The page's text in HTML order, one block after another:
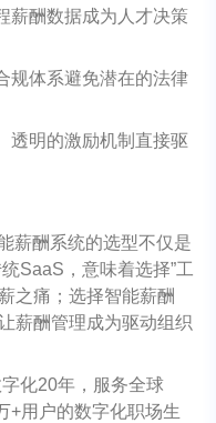
薪酬数据成为人才决策
规体系避免潜在的法律
透明的激励机制直接驱
薪酬系统的选型不仅是
SaaS ，意味着选择”工
之痛；选择智能薪酬
让薪酬管理成为驱动组织
化20年，服务全球
+用户的数字化职场生